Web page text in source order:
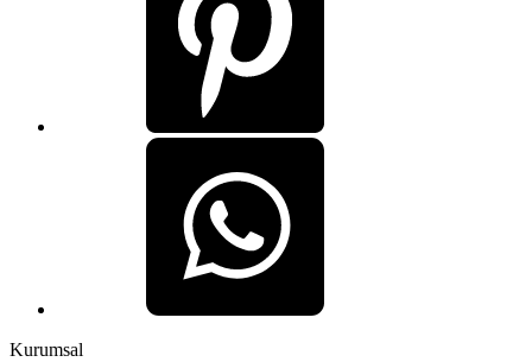
Kurumsal